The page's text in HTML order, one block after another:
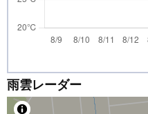
雨雲レーダー